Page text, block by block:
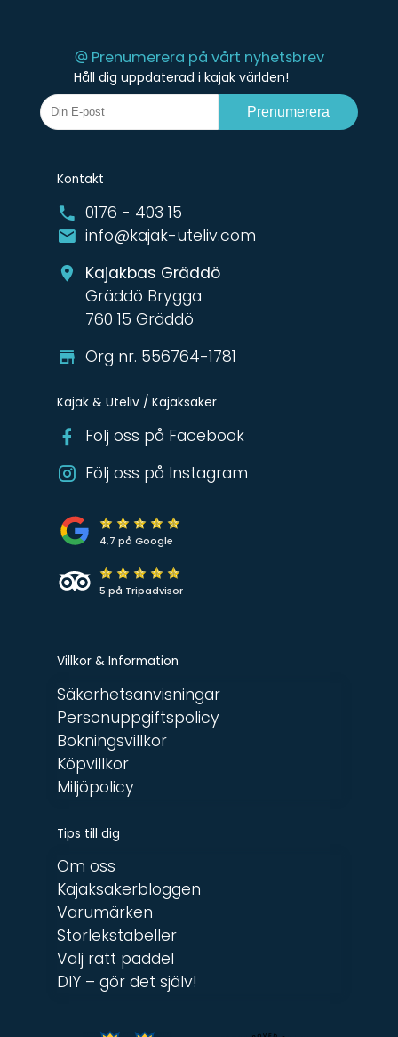
Prenumerera på vårt nyhetsbrev
Håll dig uppdaterad i kajak världen!
Prenumerera
Kontakt
0176 - 403 15
info@kajak-uteliv.com
Kajakbas Gräddö
Gräddö Brygga
760 15 Gräddö
Org nr. 556764-1781
Kajak & Uteliv / Kajaksaker
Följ oss på Facebook
Följ oss på Instagram
4,7 på Google
5 på Tripadvisor
Villkor & Information
Säkerhetsanvisningar
Personuppgiftspolicy
Bokningsvillkor
Köpvillkor
Miljöpolicy
Tips till dig
Om oss
Kajaksakerbloggen
Varumärken
Storlekstabeller
Välj rätt paddel
DIY – gör det själv!